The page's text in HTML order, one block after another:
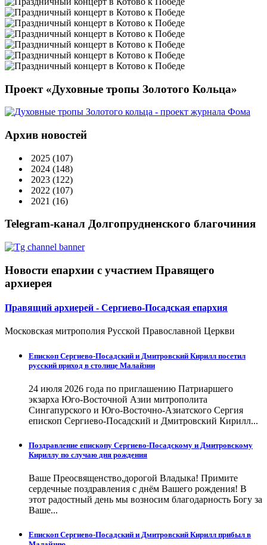
Проект «Духовные тропы Золотого Кольца»
Архив новостей
2025 (107)
2024 (148)
2023 (122)
2022 (107)
2021 (16)
Telegram-канал Долгопрудненского благочиния
Новости епархии с участием Правящего
архиерея
Правящий архиерей - Сергиево-Посадская епархия
Московская митрополия Русской Православной Церкви
Епископ Сергиево-Посадский и Дмитровский Кирилл посетил
русский приход в столице Малайзии
24 июля 2026 года по приглашению Патриаршего
экзарха Юго-Восточной Азии митрополита
Сингапурского и Юго-Восточно-Азиатского Сергия
епископ Сергиево-Посадский и Дмитровский Кирилл...
Поздравление епископу Сергиево-Посадскому и Дмитровскому
Кириллу по случаю дня рождения
Ваше Преосвященство,дорогой Владыка! Примите
сердечные поздравления с днём Вашего рождения! В
этот радостный день мы возносим благодарность Богу за
Ваше...
Епископ Сергиево-Посадский и Дмитровский Кирилл прибыл в